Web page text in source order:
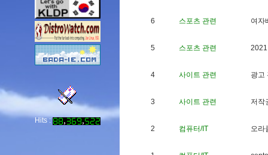
Hits :
6 스포츠 관련 여자
5 스포츠 관련 2021
4 사이트 관련 광고
3 사이트 관련 저 작
2 컴퓨터/IT 오라